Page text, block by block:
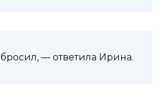
— ответила Ирина.